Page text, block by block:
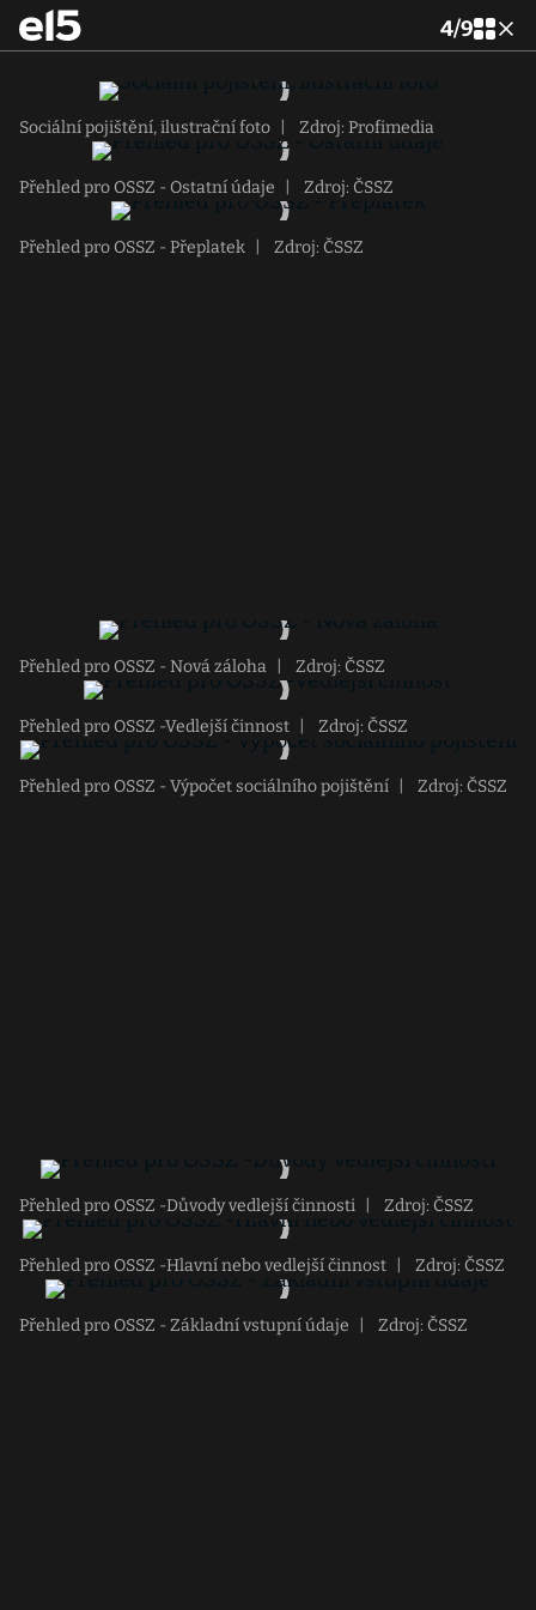
4/9
Sociální pojištění, ilustrační foto Zdroj: Profimedia
Přehled pro OSSZ - Ostatní údaje Zdroj: ČSSZ
Přehled pro OSSZ - Přeplatek Zdroj: ČSSZ
Přehled pro OSSZ - Nová záloha Zdroj: ČSSZ
Přehled pro OSSZ -Vedlejší činnost Zdroj: ČSSZ
Přehled pro OSSZ - Výpočet sociálního pojištění Zdroj: ČSSZ
Přehled pro OSSZ -Důvody vedlejší činnosti Zdroj: ČSSZ
Přehled pro OSSZ -Hlavní nebo vedlejší činnost Zdroj: ČSSZ
Přehled pro OSSZ - Základní vstupní údaje Zdroj: ČSSZ